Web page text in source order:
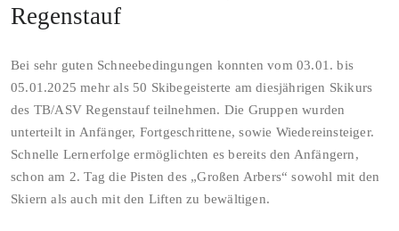
Regenstauf
Bei sehr guten Schneebedingungen konnten vom 03.01. bis
05.01.2025 mehr als 50 Skibegeisterte am diesjährigen Skikurs
des TB/ASV Regenstauf teilnehmen. Die Gruppen wurden
unterteilt in Anfänger, Fortgeschrittene, sowie Wiedereinsteiger.
Schnelle Lernerfolge ermöglichten es bereits den Anfängern,
schon am 2. Tag die Pisten des „Großen Arbers“ sowohl mit den
Skiern als auch mit den Liften zu bewältigen.